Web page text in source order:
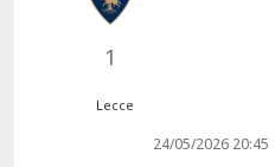
1
Lecce
24/05/2026 20:45